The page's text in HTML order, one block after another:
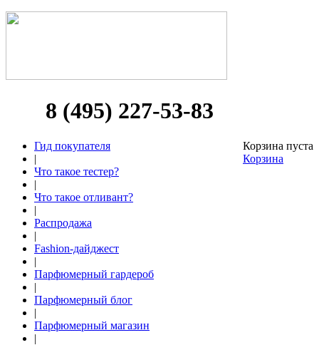
8 (495) 227-53-83
Корзина пуста
Корзина
Гид покупателя
|
Что такое тестер?
|
Что такое отливант?
|
Распродажа
|
Fashion-дайджест
|
Парфюмерный гардероб
|
Парфюмерный блог
|
Парфюмерный магазин
|